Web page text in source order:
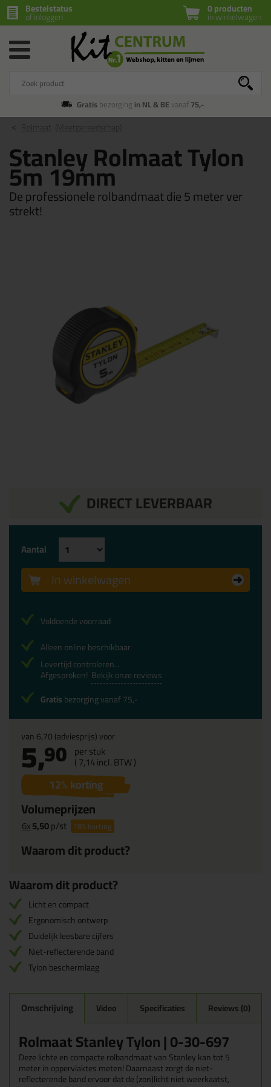
0 producten
in winkelwagen
Bestelstatus
of inloggen
Gratisbezorging in NL & BEvanaf75,-
Stanley Rolmaat Tylon
5m 19mm
De professionele rolbandmaat die 5 meter ver
strekt!
DIRECT LEVERBAAR
van6,70(adviesprijs) voor
5,90 per stuk
(7,14incl. BTW )
12% korting
Volumeprijzen
6x5,50p/st 18%korting
Waarom dit product?
Aantal
In winkelwagen
Voldoende voorraad
Alleen online beschikbaar
Levertijd controleren...
Afgesproken! Bekijk onze reviews
Gratisbezorging vanaf 75,-
Waarom dit product?
Licht en compact
Ergonomisch ontwerp
Duidelijk leesbare cijfers
Niet-reflecterende band
Tylon beschermlaag
Omschrijving Video Specificaties Reviews (0)
Rolmaat Stanley Tylon | 0-30-697
Deze lichte en compacte rolbandmaat van Stanley kan tot 5
meter in oppervlaktes meten! Daarnaast zorgt de niet-
reflecterende band ervoor dat de (zon)licht niet weerkaatst,